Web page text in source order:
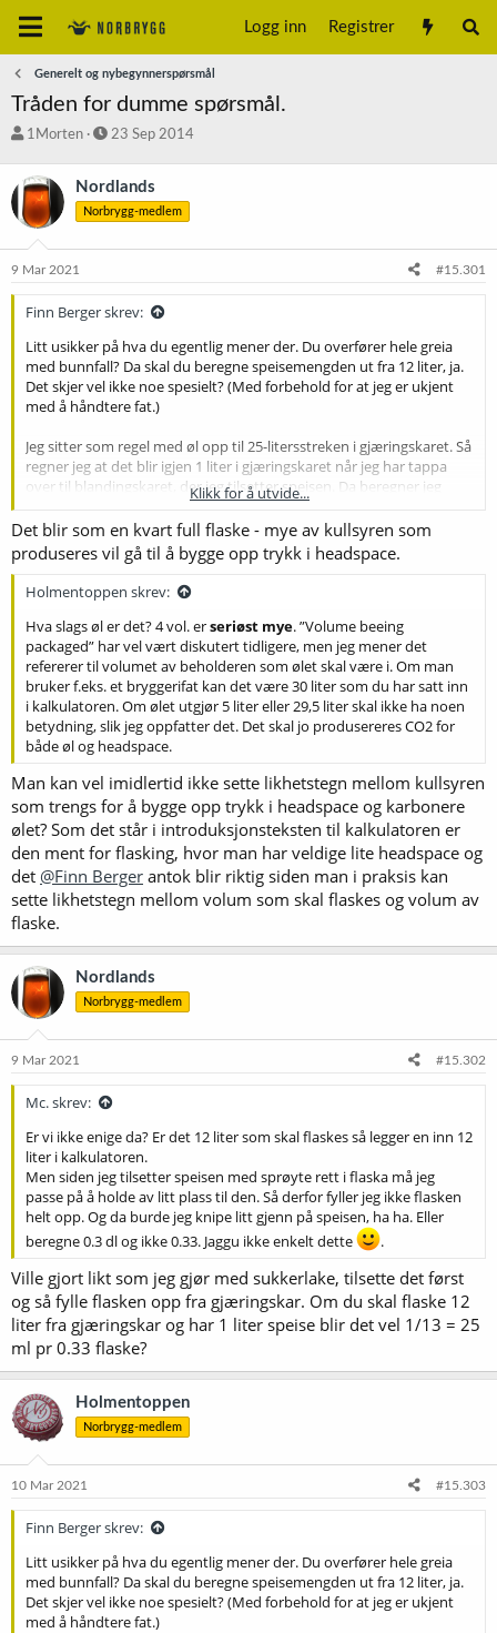
Logg inn Registrer
Generelt og nybegynnerspørsmål
Tråden for dumme spørsmål.
T
å
d
s
a
r
t
e
1Morten
S
r
t
a
o
23 Sep 2014
Nordlands
Norbrygg-medlem
9 Mar 2021 #15.301
Finn Berger skrev:
Litt usikker på hva du egentlig mener der. Du overfører hele greia
med bunnfall? Da skal du beregne speisemengden ut fra 12 liter, ja.
Det skjer vel ikke noe spesielt? (Med forbehold for at jeg er ukjent
med å håndtere fat.)
Jeg sitter som regel med øl opp til 25-litersstreken i gjæringskaret. Så
regner jeg at det blir igjen 1 liter i gjæringskaret når jeg har tappa
over til blandingskaret, der jeg tilsetter speisen. Da beregner jeg
speisemengden ut fra 24 liter. (Med flat bottom'en blir det egentlig
mindre tap, siden jeg får med så å si alt ølet. Det som er igjen er da
bare 1 dl øl + 2-3 dl slurry. Jeg får visst begynne å justere meg etter
det. Gammel vane er vond å vende
Klikk for å utvide...
Det blir som en kvart full flaske - mye av kullsyren som
produseres vil gå til å bygge opp trykk i headspace.
Holmentoppen skrev:
Hva slags øl er det? 4 vol. erseriøst mye. ”Volume beeing
packaged” har vel vært diskutert tidligere, men jeg mener det
refererer til volumet av beholderen som ølet skal være i. Om man
bruker f.eks. et bryggerifat kan det være 30 liter som du har satt inn
i kalkulatoren. Om ølet utgjør 5 liter eller 29,5 liter skal ikke ha noen
betydning, slik jeg oppfatter det. Det skal jo produsereres CO2 for
både øl og headspace.
Man kan vel imidlertid ikke sette likhetstegn mellom kullsyren
som trengs for å bygge opp trykk i headspace og karbonere
ølet? Som det står i introduksjonsteksten til kalkulatoren er
den ment for flasking, hvor man har veldige lite headspace og
det @Finn Berger antok blir riktig siden man i praksis kan
sette likhetstegn mellom volum som skal flaskes og volum av
flaske.
Nordlands
Norbrygg-medlem
9 Mar 2021 #15.302
Mc. skrev:
Er vi ikke enige da? Er det 12 liter som skal flaskes så legger en inn 12
liter i kalkulatoren.
Men siden jeg tilsetter speisen med sprøyte rett i flaska må jeg
passe på å holde av litt plass til den. Så derfor fyller jeg ikke flasken
helt opp. Og da burde jeg knipe litt gjenn på speisen, ha ha. Eller
beregne 0.3 dl og ikke 0.33. Jaggu ikke enkelt dette
.
Ville gjort likt som jeg gjør med sukkerlake, tilsette det først
og så fylle flasken opp fra gjæringskar. Om du skal flaske 12
liter fra gjæringskar og har 1 liter speise blir det vel 1/13 = 25
ml pr 0.33 flaske?
Holmentoppen
Norbrygg-medlem
10 Mar 2021 #15.303
Finn Berger skrev:
Litt usikker på hva du egentlig mener der. Du overfører hele greia
med bunnfall? Da skal du beregne speisemengden ut fra 12 liter, ja.
Det skjer vel ikke noe spesielt? (Med forbehold for at jeg er ukjent
med å håndtere fat.)